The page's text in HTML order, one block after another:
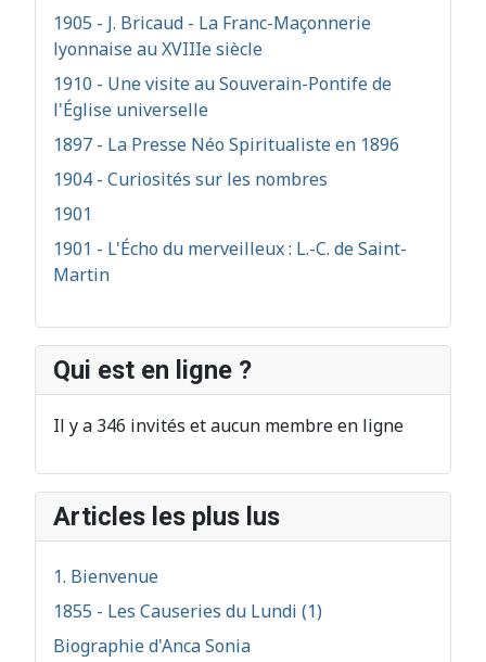
1905 - J. Bricaud - La Franc-Maçonnerie
lyonnaise au XVIIIe siècle
1910 - Une visite au Souverain-Pontife de
l'Église universelle
1897 - La Presse Néo Spiritualiste en 1896
1904 - Curiosités sur les nombres
1901
1901 - L'Écho du merveilleux : L.-C. de Saint-
Martin
Qui est en ligne ?
Il y a 346 invités et aucun membre en ligne
Articles les plus lus
1. Bienvenue
1855 - Les Causeries du Lundi (1)
Biographie d'Anca Sonia